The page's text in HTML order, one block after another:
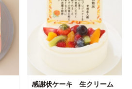
感謝状ケーキ 生クリーム